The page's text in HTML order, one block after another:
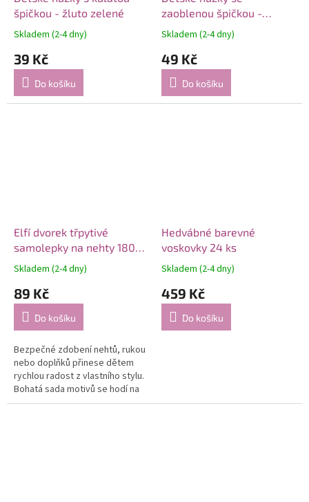
špičkou - žluto zelené
Skladem (2-4 dny)
39 Kč
Do košíku
zaoblenou špičkou -
modrošedé
Skladem (2-4 dny)
49 Kč
Do košíku
Elfí dvorek třpytivé
samolepky na nehty 180
ks
Skladem (2-4 dny)
89 Kč
Do košíku
Bezpečné zdobení nehtů, rukou
nebo doplňků přinese dětem
rychlou radost z vlastního stylu.
Bohatá sada motivů se hodí na
oslavy, hraní i malé parádění.
Hedvábné barevné
voskovky 24 ks
Skladem (2-4 dny)
459 Kč
Do košíku